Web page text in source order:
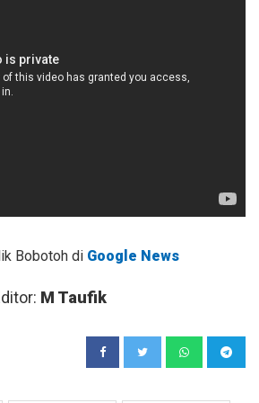
Bobotoh di Google News
M Taufik